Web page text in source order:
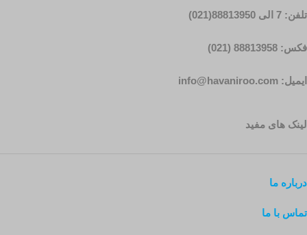
تلفن: 7 الی 88813950(021)
فکس: 88813958 (021)
ایمیل: info@havaniroo.com
لینک های مفید
درباره ما
تماس با ما